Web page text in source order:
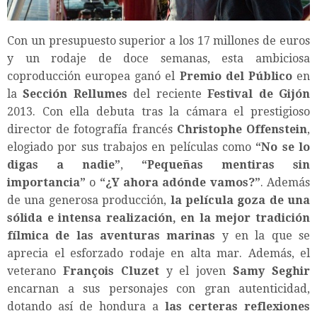
Con un presupuesto superior a los 17 millones de euros
y un rodaje de doce semanas, esta ambiciosa
coproducción europea ganó el Premio del Públicoen
laSección Rellumes del recienteFestival de Gijón
2013. Con ella debuta tras la cámara el prestigioso
director de fotografía francés Christophe Offenstein,
elogiado por sus trabajos en películas como “No se lo
digas a nadie”, “Pequeñas mentiras sin
importancia” o “¿Y ahora adónde vamos?”. Además
de una generosa producción, la película goza de una
sólida e intensa realización, en la mejor tradición
fílmica de las aventuras marinas y en la que se
aprecia el esforzado rodaje en alta mar. Además, el
veterano François Cluzety el jovenSamy Seghir
encarnan a sus personajes con gran autenticidad,
dotando así de hondura a las certeras reflexiones